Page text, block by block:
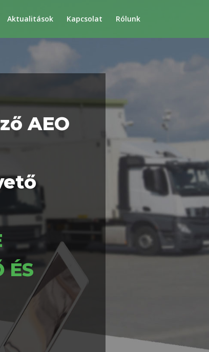
Aktualitások Kapcsolat Rólunk
AEO
ÉS